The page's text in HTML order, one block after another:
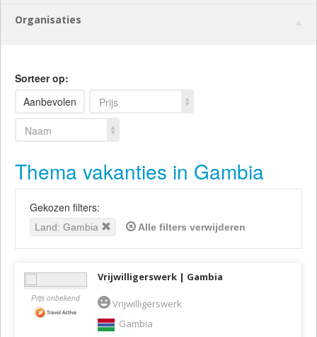
Organisaties
Sorteer op:
Aanbevolen
Prijs
Naam
Thema vakanties in Gambia
Gekozen filters:
Land: Gambia Alle filters verwijderen
Prijs onbekend
Vrijwilligerswerk | Gambia
Vrijwilligerswerk
Gambia